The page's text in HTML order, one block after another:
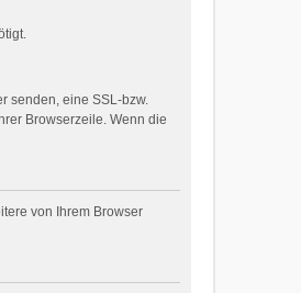
senden, eine SSL-bzw.
Browserzeile. Wenn die
von Ihrem Browser